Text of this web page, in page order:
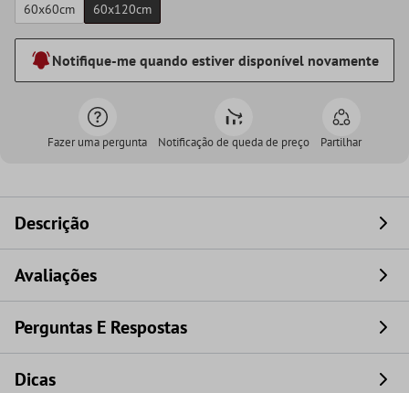
60x60cm 60x120cm
Notifique-me quando estiver disponível novamente
Fazer uma pergunta Notificação de queda de preço Partilhar
Descrição
Avaliações
Perguntas E Respostas
Dicas